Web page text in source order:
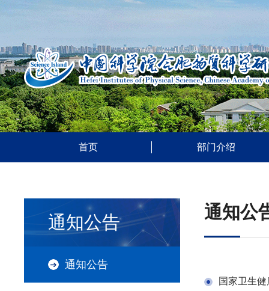
首页 部门介绍
通知公告
通知公告
通知公
国家卫生